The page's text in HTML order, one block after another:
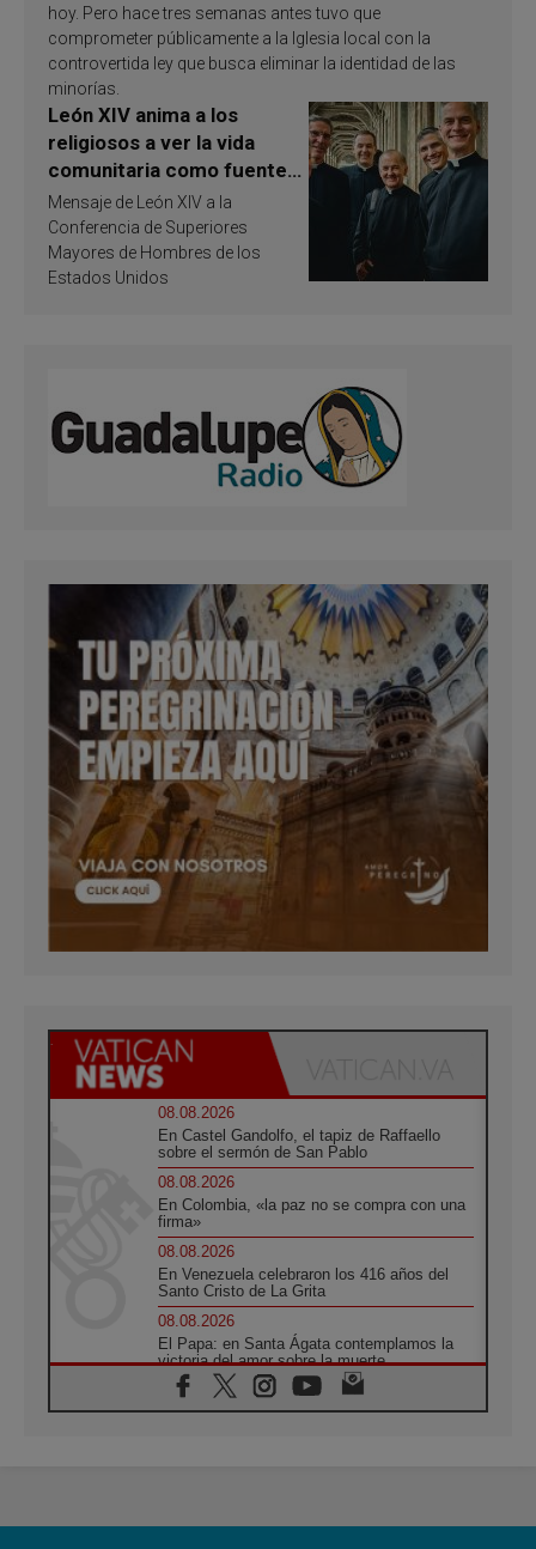
hoy. Pero hace tres semanas antes tuvo que
comprometer públicamente a la Iglesia local con la
controvertida ley que busca eliminar la identidad de las
minorías.
León XIV anima a los
religiosos a ver la vida
comunitaria como fuente
de inspiración y
santificación
Mensaje de León XIV a la
Conferencia de Superiores
Mayores de Hombres de los
Estados Unidos
08.08.2026
En Castel Gandolfo, el tapiz de Raffaello
sobre el sermón de San Pablo
08.08.2026
En Colombia, «la paz no se compra con una
firma»
08.08.2026
En Venezuela celebraron los 416 años del
Santo Cristo de La Grita
08.08.2026
El Papa: en Santa Ágata contemplamos la
victoria del amor sobre la muerte
08.08.2026
León XIV visitará el Santuario de la Madre
07.08.2026